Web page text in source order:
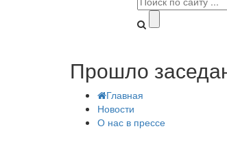
Прошло
Главная
Новости
О нас в прессе